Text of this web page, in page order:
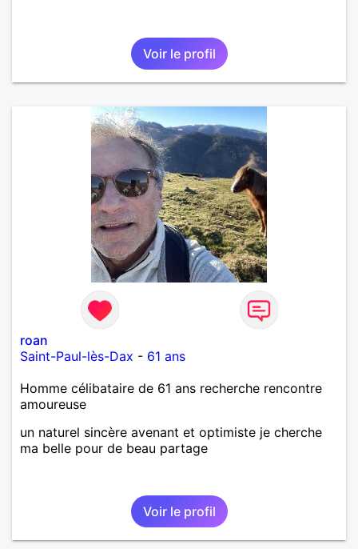
Voir le profil
roan
Saint-Paul-lès-Dax - 61 ans
Homme célibataire de 61 ans recherche rencontre
amoureuse
un naturel sincère avenant et optimiste je cherche
ma belle pour de beau partage
Voir le profil